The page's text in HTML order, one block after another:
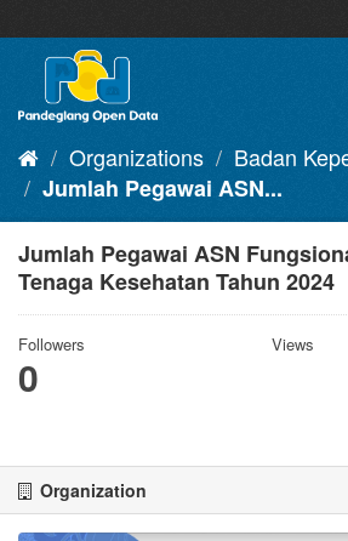
to
content
Organizations
Badan
Jumlah Pegawai ASN...
Jumlah Pegawai ASN
Tenaga Kesehatan Tahun 2024
Followers
0
Views
Organization